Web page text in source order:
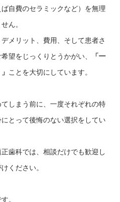
自費のセラミックなど）を無理
ん。
メリット、費用、そして患者さ
望をじっくりとうかがい、
「一
ことを大切にしています。
てしまう前に、一度それぞれの特
とって後悔のない選択をしてい
歯科では、相談だけでも歓迎し
ください。
。